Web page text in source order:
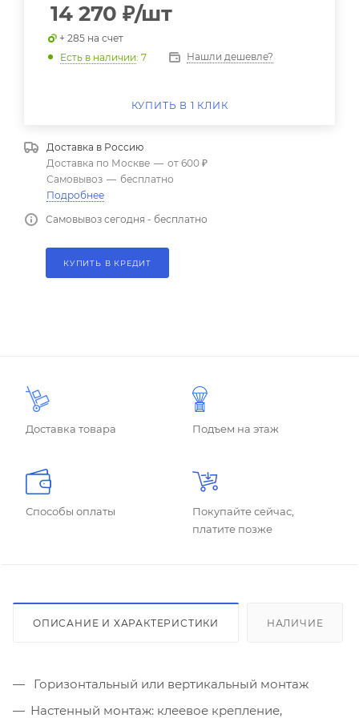
14 270 ₽/шт
+ 285 на счет
Есть в наличии: 7 Нашли дешевле?
КУПИТЬ В 1 КЛИК
Доставка в Россию
Доставка по Москве — от 600 ₽
Самовывоз — бесплатно
Подробнее
Самовывоз сегодня - бесплатно
КУПИТЬ В КРЕДИТ
Доставка товара Подъем на этаж
Способы оплаты
Покупайте сейчас,
платите позже
ОПИСАНИЕ И ХАРАКТЕРИСТИКИ НАЛИЧИЕ
Горизонтальный или вертикальный монтаж
Настенный монтаж: клеевое крепление,